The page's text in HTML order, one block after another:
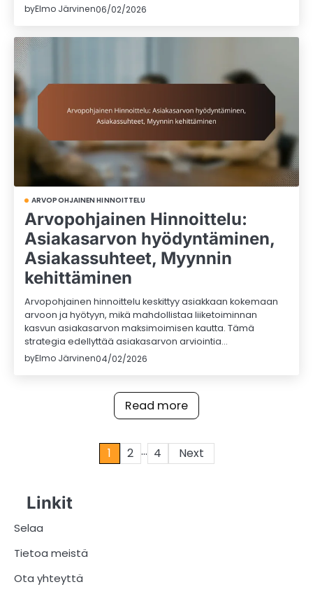
byElmo Järvinen06/02/2026
ARVOPOHJAINEN HINNOITTELU
Arvopohjainen Hinnoittelu:
Asiakasarvon hyödyntäminen,
Asiakassuhteet, Myynnin
kehittäminen
Arvopohjainen hinnoittelu keskittyy asiakkaan kokemaan
arvoon ja hyötyyn, mikä mahdollistaa liiketoiminnan
kasvun asiakasarvon maksimoimisen kautta. Tämä
strategia edellyttää asiakasarvon arviointia…
byElmo Järvinen04/02/2026
Read more
1 2 … 4 Next
Linkit
Selaa
Tietoa meistä
Ota yhteyttä